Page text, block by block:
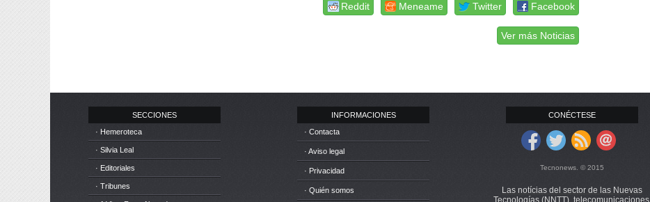
Facebook
Twitter
Meneame
Reddit
Ver más Noticias
SECCIONES
· Hemeroteca
· Silvia Leal
· Editoriales
· Tribunes
INFORMACIONES
· Contacta
· Aviso legal
· Privacidad
· Quién somos
CONÉCTESE
Tecnonews. © 2015
Las notícias del sector de las Nuevas
Tecnologías (NNTT), telecomunicaciones,